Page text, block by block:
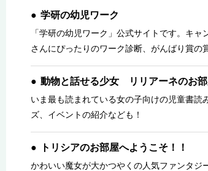
学研の幼児ワーク
「学研の幼児ワーク」公式サイトです。キ
さんにぴったりのワーク診断、がんばり賞
動物と話せる少女 リリアーネのお
いま最も読まれている女の子向けの児童書
ズ、イベントの紹介なども！
トリシアのお部屋へようこそ！！
かわいい魔女が大かつやくの人気ファンタ